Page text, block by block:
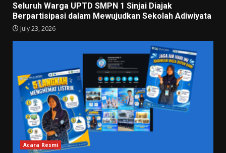
Seluruh Warga UPTD SMPN 1 Sinjai Diajak
Berpartisipasi dalam Mewujudkan Sekolah Adiwiyata
July 23, 2026
Acara Resmi